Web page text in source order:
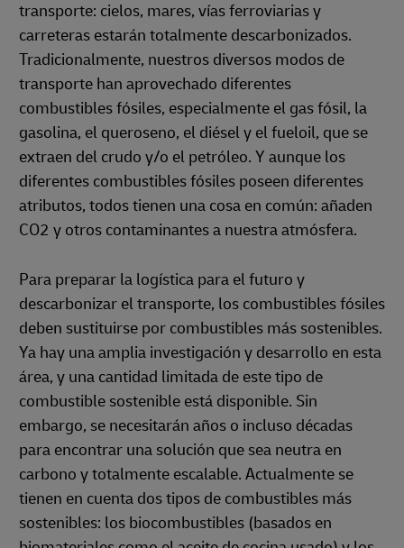
transporte: cielos, mares, vías ferroviarias y
carreteras estarán totalmente descarbonizados.
Tradicionalmente, nuestros diversos modos de
transporte han aprovechado diferentes
combustibles fósiles, especialmente el gas fósil, la
gasolina, el queroseno, el diésel y el fueloil, que se
extraen del crudo y/o el petróleo. Y aunque los
diferentes combustibles fósiles poseen diferentes
atributos, todos tienen una cosa en común: añaden
CO2 y otros contaminantes a nuestra atmósfera.
Para preparar la logística para el futuro y
descarbonizar el transporte, los combustibles fósiles
deben sustituirse por combustibles más sostenibles.
Ya hay una amplia investigación y desarrollo en esta
área, y una cantidad limitada de este tipo de
combustible sostenible está disponible. Sin
embargo, se necesitarán años o incluso décadas
para encontrar una solución que sea neutra en
carbono y totalmente escalable. Actualmente se
tienen en cuenta dos tipos de combustibles más
sostenibles: los biocombustibles (basados en